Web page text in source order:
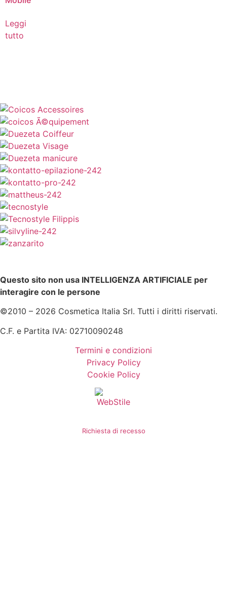
Leggi
tutto
Questo sito non usa INTELLIGENZA ARTIFICIALE per
interagire con le persone
©2010 – 2026 Cosmetica Italia Srl. Tutti i diritti riservati.
C.F. e Partita IVA: 02710090248
Termini e condizioni
Privacy Policy
Cookie Policy
Richiesta di recesso